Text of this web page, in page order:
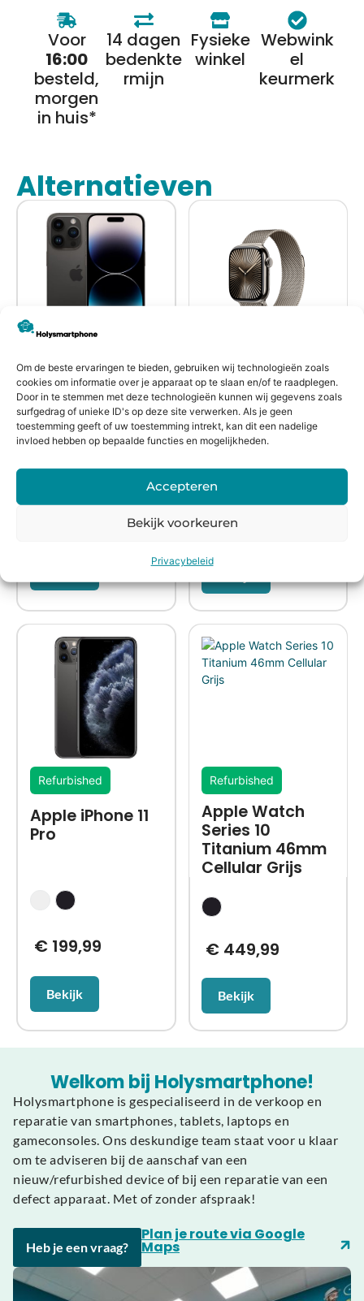
Om de beste ervaringen te bieden, gebruiken wij technologieën zoals
cookies om informatie over je apparaat op te slaan en/of te raadplegen.
Door in te stemmen met deze technologieën kunnen wij gegevens zoals
surfgedrag of unieke ID's op deze site verwerken. Als je geen
toestemming geeft of uw toestemming intrekt, kan dit een nadelige
invloed hebben op bepaalde functies en mogelijkheden.
Accepteren
Bekijk voorkeuren
Privacybeleid
Voor
16:00
besteld,
morgen
in huis*
14 dagen
bedenkte
rmijn
Fysieke
winkel
Webwink
el
keurmerk
Alternatieven
Apple iPhone 14
Pro Max
Apple Watch
Series 10
Titanium 46mm
Cellular Natural
€479,99
Refurbished
Apple iPhone 11
Pro
€199,99
Bekijk
Refurbished
Apple Watch
Series 10
Titanium 46mm
Cellular Grijs
€ 449,99
Bekijk
Welkom bij Holysmartphone!
Holysmartphone is gespecialiseerd in de verkoop en
reparatie van smartphones, tablets, laptops en
gameconsoles. Ons deskundige team staat voor u klaar
om te adviseren bij de aanschaf van een
nieuw/refurbished device of bij een reparatie van een
defect apparaat. Met of zonder afspraak!
Heb je een vraag?
Plan je route via Google
Maps